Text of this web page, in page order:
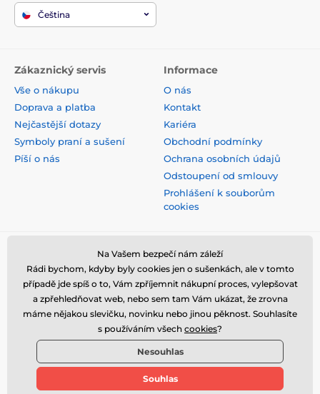
Čeština
Zákaznický servis
Vše o nákupu
Doprava a platba
Nejčastější dotazy
Symboly praní a sušení
Píší o nás
Informace
O nás
Kontakt
Kariéra
Obchodní podmínky
Ochrana osobních údajů
Odstoupení od smlouvy
Prohlášení k souborům
cookies
Bezpečná platba kartou
© 2026 www.stylomat.cz ⦁ E-shop vytvořila
Na Vašem bezpečí nám záleží
Rádi bychom, kdyby byly cookies jen o sušenkách, ale v tomto
případě jde spíš o to, Vám zpříjemnit nákupní proces, vylepšovat
a zpřehledňovat web, nebo sem tam Vám ukázat, že zrovna
máme nějakou slevičku, novinku nebo jinou pěknost. Souhlasíte
s používáním všech cookies?
Nesouhlas
Souhlas